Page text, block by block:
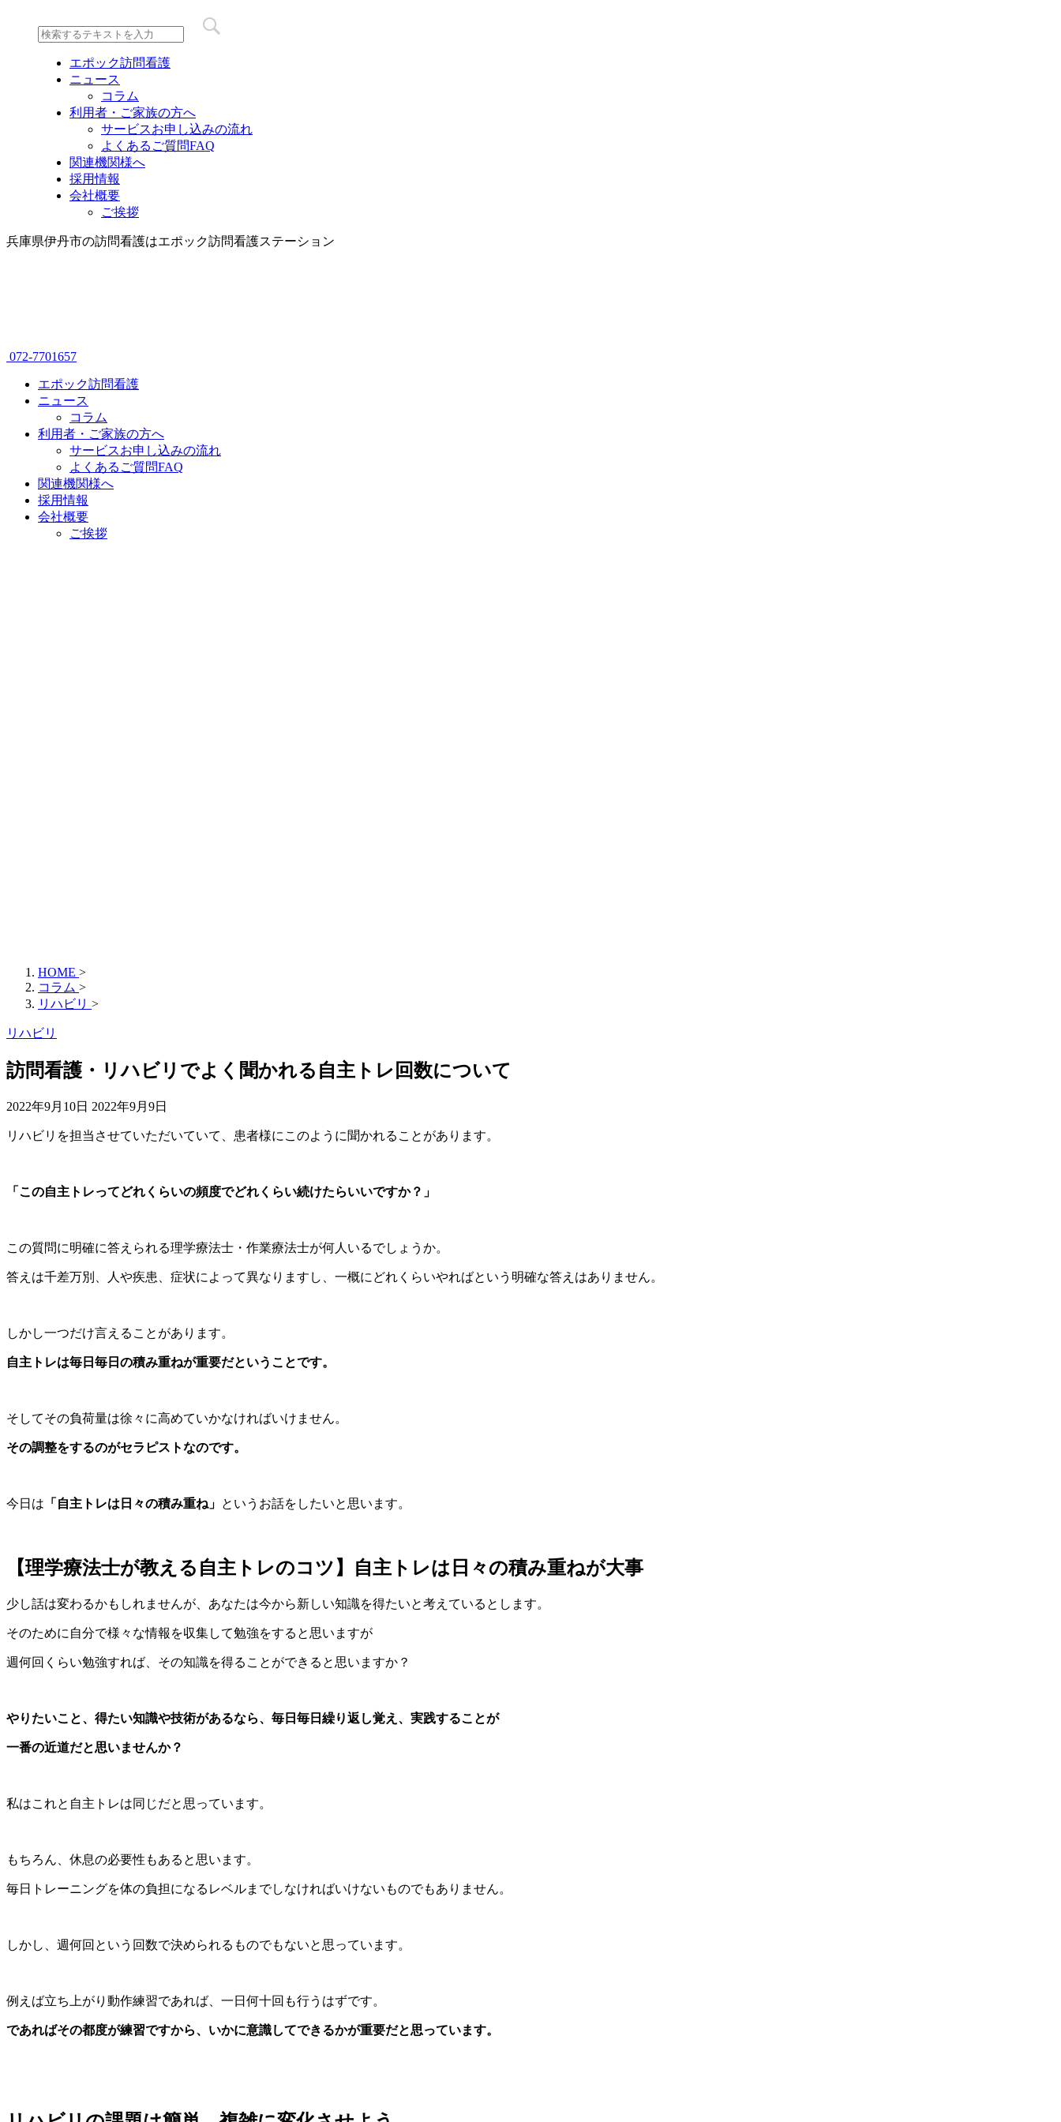
エポック訪問看護
ニュース
コラム
利用者・ご家族の方へ
サービスお申し込みの流れ
よくあるご質問FAQ
関連機関様へ
採用情報
会社概要
ご挨拶
兵庫県伊丹市の訪問看護はエポック訪問看護ステーション
072-7701657
エポック訪問看護
ニュース
コラム
利用者・ご家族の方へ
サービスお申し込みの流れ
よくあるご質問FAQ
関連機関様へ
採用情報
会社概要
ご挨拶
HOME >
コラム >
リハビリ >
リハビリ
訪問看護・リハビリでよく聞かれる自主トレ回数について
2022年9月10日 2022年9月9日
リハビリを担当させていただいていて、患者様にこのように聞かれることがあります。
「この自主トレってどれくらいの頻度でどれくらい続けたらいいですか？」
この質問に明確に答えられる理学療法士・作業療法士が何人いるでしょうか。
答えは千差万別、人や疾患、症状によって異なりますし、一概にどれくらいやればという明確な答えはありません。
しかし一つだけ言えることがあります。
自主トレは毎日毎日の積み重ねが重要だということです。
そしてその負荷量は徐々に高めていかなければいけません。
その調整をするのがセラピストなのです。
今日は 「自主トレは日々の積み重ね」 というお話をしたいと思います。
【理学療法士が教える自主トレのコツ】自主トレは日々の積み重ねが大事
少し話は変わるかもしれませんが、あなたは今から新しい知識を得たいと考えているとします。
そのために自分で様々な情報を収集して勉強をすると思いますが
週何回くらい勉強すれば、その知識を得ることができると思いますか？
やりたいこと、得たい知識や技術があるなら、毎日毎日繰り返し覚え、実践することが
一番の近道だと思いませんか？
私はこれと自主トレは同じだと思っています。
もちろん、休息の必要性もあると思います。
毎日トレーニングを体の負担になるレベルまでしなければいけないものでもありません。
しかし、週何回という回数で決められるものでもないと思っています。
例えば立ち上がり動作練習であれば、一日何十回も行うはずです。
であればその都度が練習ですから、いかに意識してできるかが重要だと思っています。